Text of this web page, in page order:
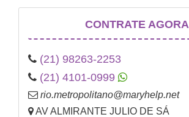
CONTRATE AGORA
(21) 98263-2253
(21) 4101-0999
rio.metropolitano@maryhelp.net
AV ALMIRANTE JULIO DE SÁ